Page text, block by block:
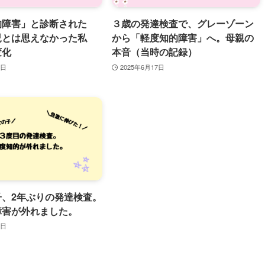
害」と診断された
は思えなかった私
３歳の発達検査で、グレーゾーン
から「軽度知的障害」へ。母親の
本音（当時の記録）
2025年6月17日
2年ぶりの発達検査。
が外れました。